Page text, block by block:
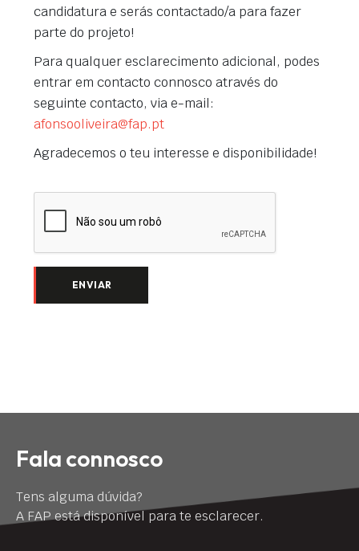
candidatura e serás contactado/a para fazer
parte do projeto!
Para qualquer esclarecimento adicional, podes
entrar em contacto connosco através do
seguinte contacto, via e-mail:
afonsooliveira@fap.pt
Agradecemos o teu interesse e disponibilidade!
ENVIAR
Fala connosco
Tens alguma dúvida?
A FAP está disponível para te esclarecer.